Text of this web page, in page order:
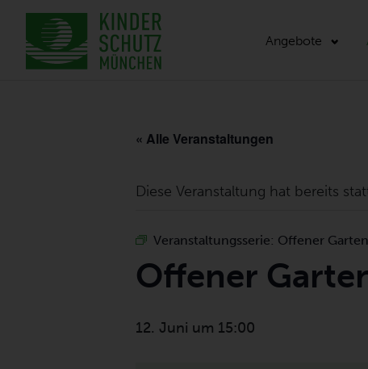
Angebote
« Alle Veranstaltungen
Diese Veranstaltung hat bereits
Veranstaltungsserie: Offener
Offener
12. Juni um 15:00